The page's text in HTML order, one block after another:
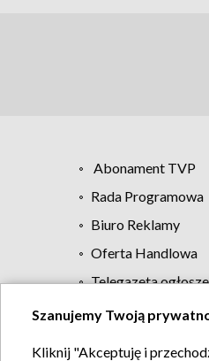
Abonament TVP
Rada Programowa
Biuro Reklamy
Oferta Handlowa
Telegazeta
Szanujemy Twoją
Kliknij "Akceptuję i